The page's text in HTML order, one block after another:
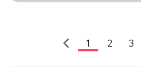
1 2 3